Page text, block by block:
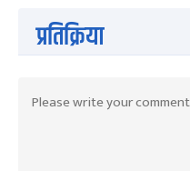
प्रतिक्रिया